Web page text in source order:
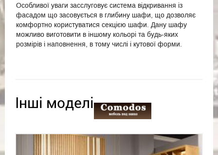
Особливої уваги засслуговує система відкривання із
фасадом що засовується в глибину шафи, що дозволяє
комфортно користуватися секцією шафи. Дану шафу
можливо виготовити в іншому кольорі та будь-яких
розмірів і наповнення, в тому числі і кутової форми.
Інші моделі